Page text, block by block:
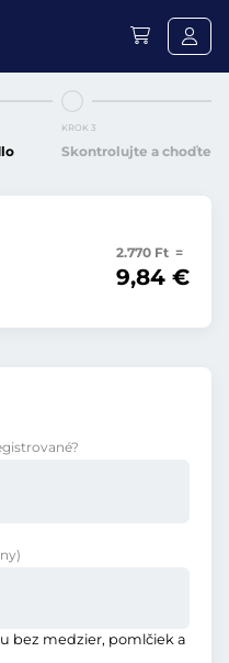
KROK 3
Skontrolujte a choďte
2.770 Ft =
9,84 €
bez medzier, pomlčiek a